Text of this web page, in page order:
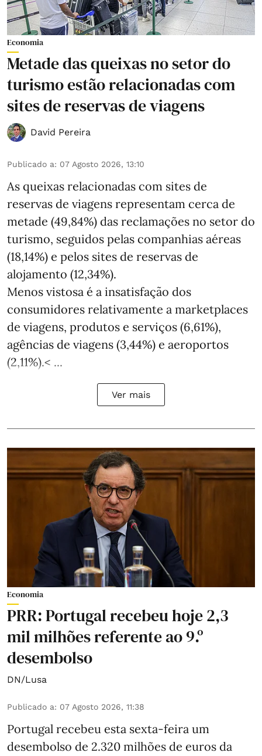
Economia
Metade das queixas no setor do
turismo estão relacionadas com
sites de reservas de viagens
David Pereira
Publicado a: 07 Agosto 2026, 13:10
As queixas relacionadas com sites de
reservas de viagens representam cerca de
metade (49,84%) das reclamações no setor do
turismo, seguidos pelas companhias aéreas
(18,14%) e pelos sites de reservas de
alojamento (12,34%).
Menos vistosa é a insatisfação dos
consumidores relativamente a marketplaces
de viagens, produtos e serviços (6,61%),
agências de viagens (3,44%) e aeroportos
(2,11%).< ...
Ver mais
Economia
PRR: Portugal recebeu hoje 2,3
mil milhões referente ao 9.º
desembolso
DN/Lusa
Publicado a: 07 Agosto 2026, 11:38
Portugal recebeu esta sexta-feira um
desembolso de 2.320 milhões de euros da